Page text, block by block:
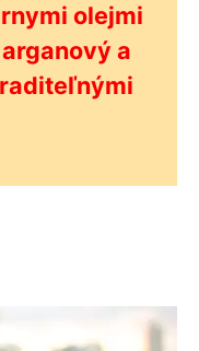
olejmi
a